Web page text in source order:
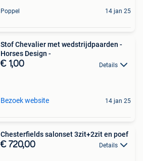
Poppel 14 jan 25
Stof Chevalier met wedstrijdpaarden -
Horses Design -
€ 1,00 Details
Bezoek website 14 jan 25
Chesterfields salonset 3zit+2zit en poef
€ 720,00 Details